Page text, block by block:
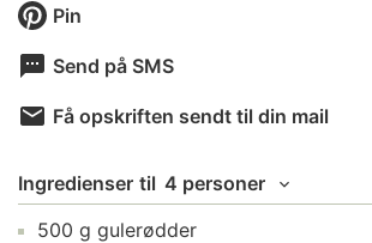
Pin
Send på SMS
Få opskriften sendt til din mail
Ingredienser til 4 personer
500 g gulerødder